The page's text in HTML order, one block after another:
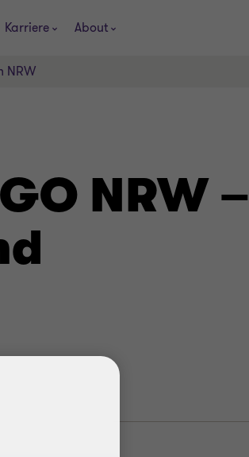
Karriere About
NRW
NRW –